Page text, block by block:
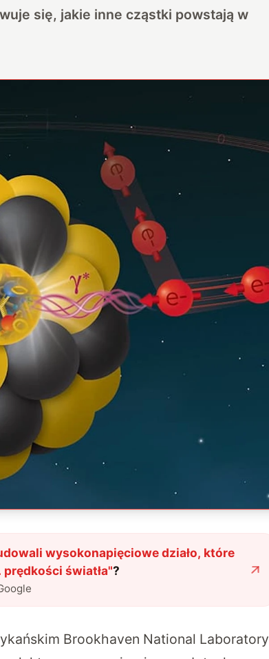
się, jakie inne cząstki powstają w
wysokonapięciowe działo, które
światła"?
Brookhaven National Laboratory